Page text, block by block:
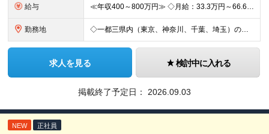
給与 ≪年収400～800万円≫ ◇月給：33.3万円～66.6万円 ◇残業代別途支給 ◇昇給年2回（実力次第でスピード昇給可能） スキル・経験に応じた評価制度 ￣￣￣￣￣￣￣￣￣￣￣￣￣ 新設チームのた
勤務地 ◇一都三県内（東京、神奈川、千葉、埼玉）の店舗 ※転勤なし ◇chocoZAP・RIZAP等の店舗施工を担当 【勤務エリア】 東京都、神奈川県、埼玉県、千葉県 【本社所在地】 東京都新宿区西新宿8
求人を見る 検討中に入れる
掲載終了予定日： 2026.09.03
NEW 正社員